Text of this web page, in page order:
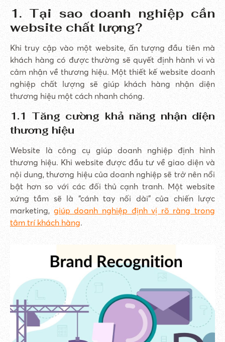
1. Tại sao doanh nghiệp cần
website chất lượng?
Khi truy cập vào một website, ấn tượng đầu tiên mà
khách hàng có được thường sẽ quyết định hành vi và
cảm nhận về thương hiệu. Một thiết kế website doanh
nghiệp chất lượng sẽ giúp khách hàng nhận diện
thương hiệu một cách nhanh chóng.
1.1 Tăng cường khả năng nhận diện
thương hiệu
Website là công cụ giúp doanh nghiệp định hình
thương hiệu. Khi website được đầu tư về giao diện và
nội dung, thương hiệu của doanh nghiệp sẽ trở nên nổi
bật hơn so với các đối thủ cạnh tranh. Một website
xứng tầm sẽ là “cánh tay nối dài” của chiến lược
marketing, giúp doanh nghiệp định vị rõ ràng trong
tâm trí khách hàng.